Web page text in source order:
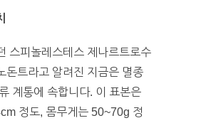
스피놀레스테스 제나르트로수
돈트라고 알려진 지금은 멸종
계통에 속합니다. 이 표본은
정도, 몸무게는 50~70g 정